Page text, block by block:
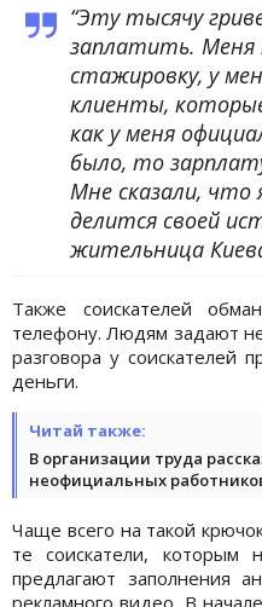
“Эту тысячу
заплатить. Меня
стажировку, у
клиенты,
как у меня
было, то
Мне сказали, что
делится своей
жительница
Также соискателей
телефону. Людям задают
разговора у соискателей
деньги.
Читай также:
В организации труда
неофициальных
Чаще всего на такой
те соискатели, которым
предлагают заполнения
рекламного видео. В